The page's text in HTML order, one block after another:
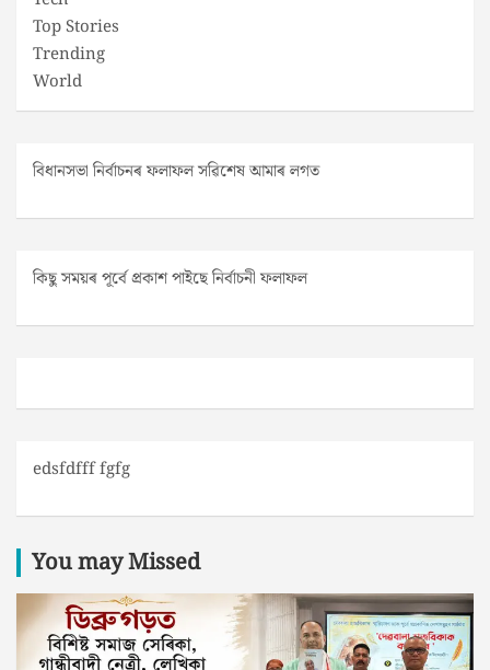
Top Stories
Trending
World
বিধানসভা নিৰ্বাচনৰ ফলাফল সৱিশেষ আমাৰ লগত
কিছু সময়ৰ পূৰ্বে প্ৰকাশ পাইছে নিৰ্বাচনী ফলাফল
edsfdfff fgfg
You may Missed